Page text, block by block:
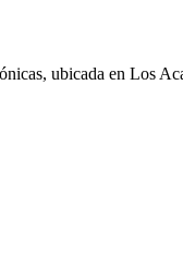
ubicada en Los